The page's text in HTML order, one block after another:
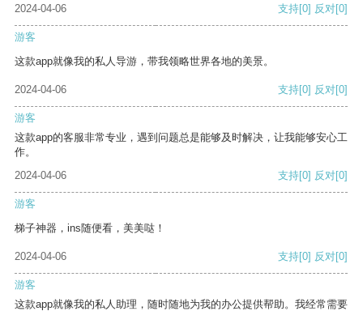
2024-04-06 支持[0] 反对[0]
游客
这款app就像我的私人导游，带我领略世界各地的美景。
2024-04-06 支持[0] 反对[0]
游客
这款app的客服非常专业，遇到问题总是能够及时解决，让我能够安心工
作。
2024-04-06
支持[0] 反对[0]
游客
梯子神器，ins随便看，美美哒！
2024-04-06 支持[0] 反对[0]
游客
这款app就像我的私人助理，随时随地为我的办公提供帮助。我经常需要